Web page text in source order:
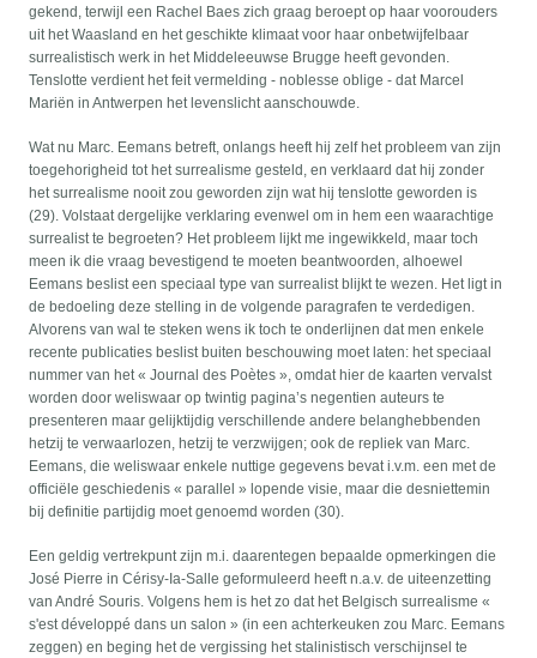
gekend, terwijl een Rachel Baes zich graag beroept op haar voorouders
uit het Waasland en het geschikte klimaat voor haar onbetwijfelbaar
surrealistisch werk in het Middeleeuwse Brugge heeft gevonden.
Tenslotte verdient het feit vermelding - noblesse oblige - dat Marcel
Mariën in Antwerpen het levenslicht aanschouwde.
Wat nu Marc. Eemans betreft, onlangs heeft hij zelf het probleem van zijn
toegehorigheid tot het surrealisme gesteld, en verklaard dat hij zonder
het surrealisme nooit zou geworden zijn wat hij tenslotte geworden is
(29). Volstaat dergelijke verklaring evenwel om in hem een waarachtige
surrealist te begroeten? Het probleem lijkt me ingewikkeld, maar toch
meen ik die vraag bevestigend te moeten beantwoorden, alhoewel
Eemans beslist een speciaal type van surrealist blijkt te wezen. Het ligt in
de bedoeling deze stelling in de volgende paragrafen te verdedigen.
Alvorens van wal te steken wens ik toch te onderlijnen dat men enkele
recente publicaties beslist buiten beschouwing moet laten: het speciaal
nummer van het « Journal des Poètes », omdat hier de kaarten vervalst
worden door weliswaar op twintig pagina’s negentien auteurs te
presenteren maar gelijktijdig verschillende andere belanghebbenden
hetzij te verwaarlozen, hetzij te verzwijgen; ook de repliek van Marc.
Eemans, die weliswaar enkele nuttige gegevens bevat i.v.m. een met de
officiële geschiedenis « parallel » lopende visie, maar die desniettemin
bij definitie partijdig moet genoemd worden (30).
Een geldig vertrekpunt zijn m.i. daarentegen bepaalde opmerkingen die
José Pierre in Cérisy-Ia-Salle geformuleerd heeft n.a.v. de uiteenzetting
van André Souris. Volgens hem is het zo dat het Belgisch surrealisme «
s'est développé dans un salon » (in een achterkeuken zou Marc. Eemans
zeggen) en beging het de vergissing het stalinistisch verschijnsel te